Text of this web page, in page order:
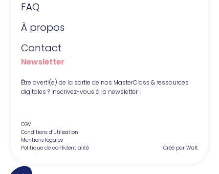
FAQ
À propos
Contact
Newsletter
Être averti(e) de la sortie de nos MasterClass & ressources
digitales ? Inscrivez-vous à la newsletter !
CGV
Conditions d’utilisation
Mentions légales
Politique de confidentialité
Créé par Walt